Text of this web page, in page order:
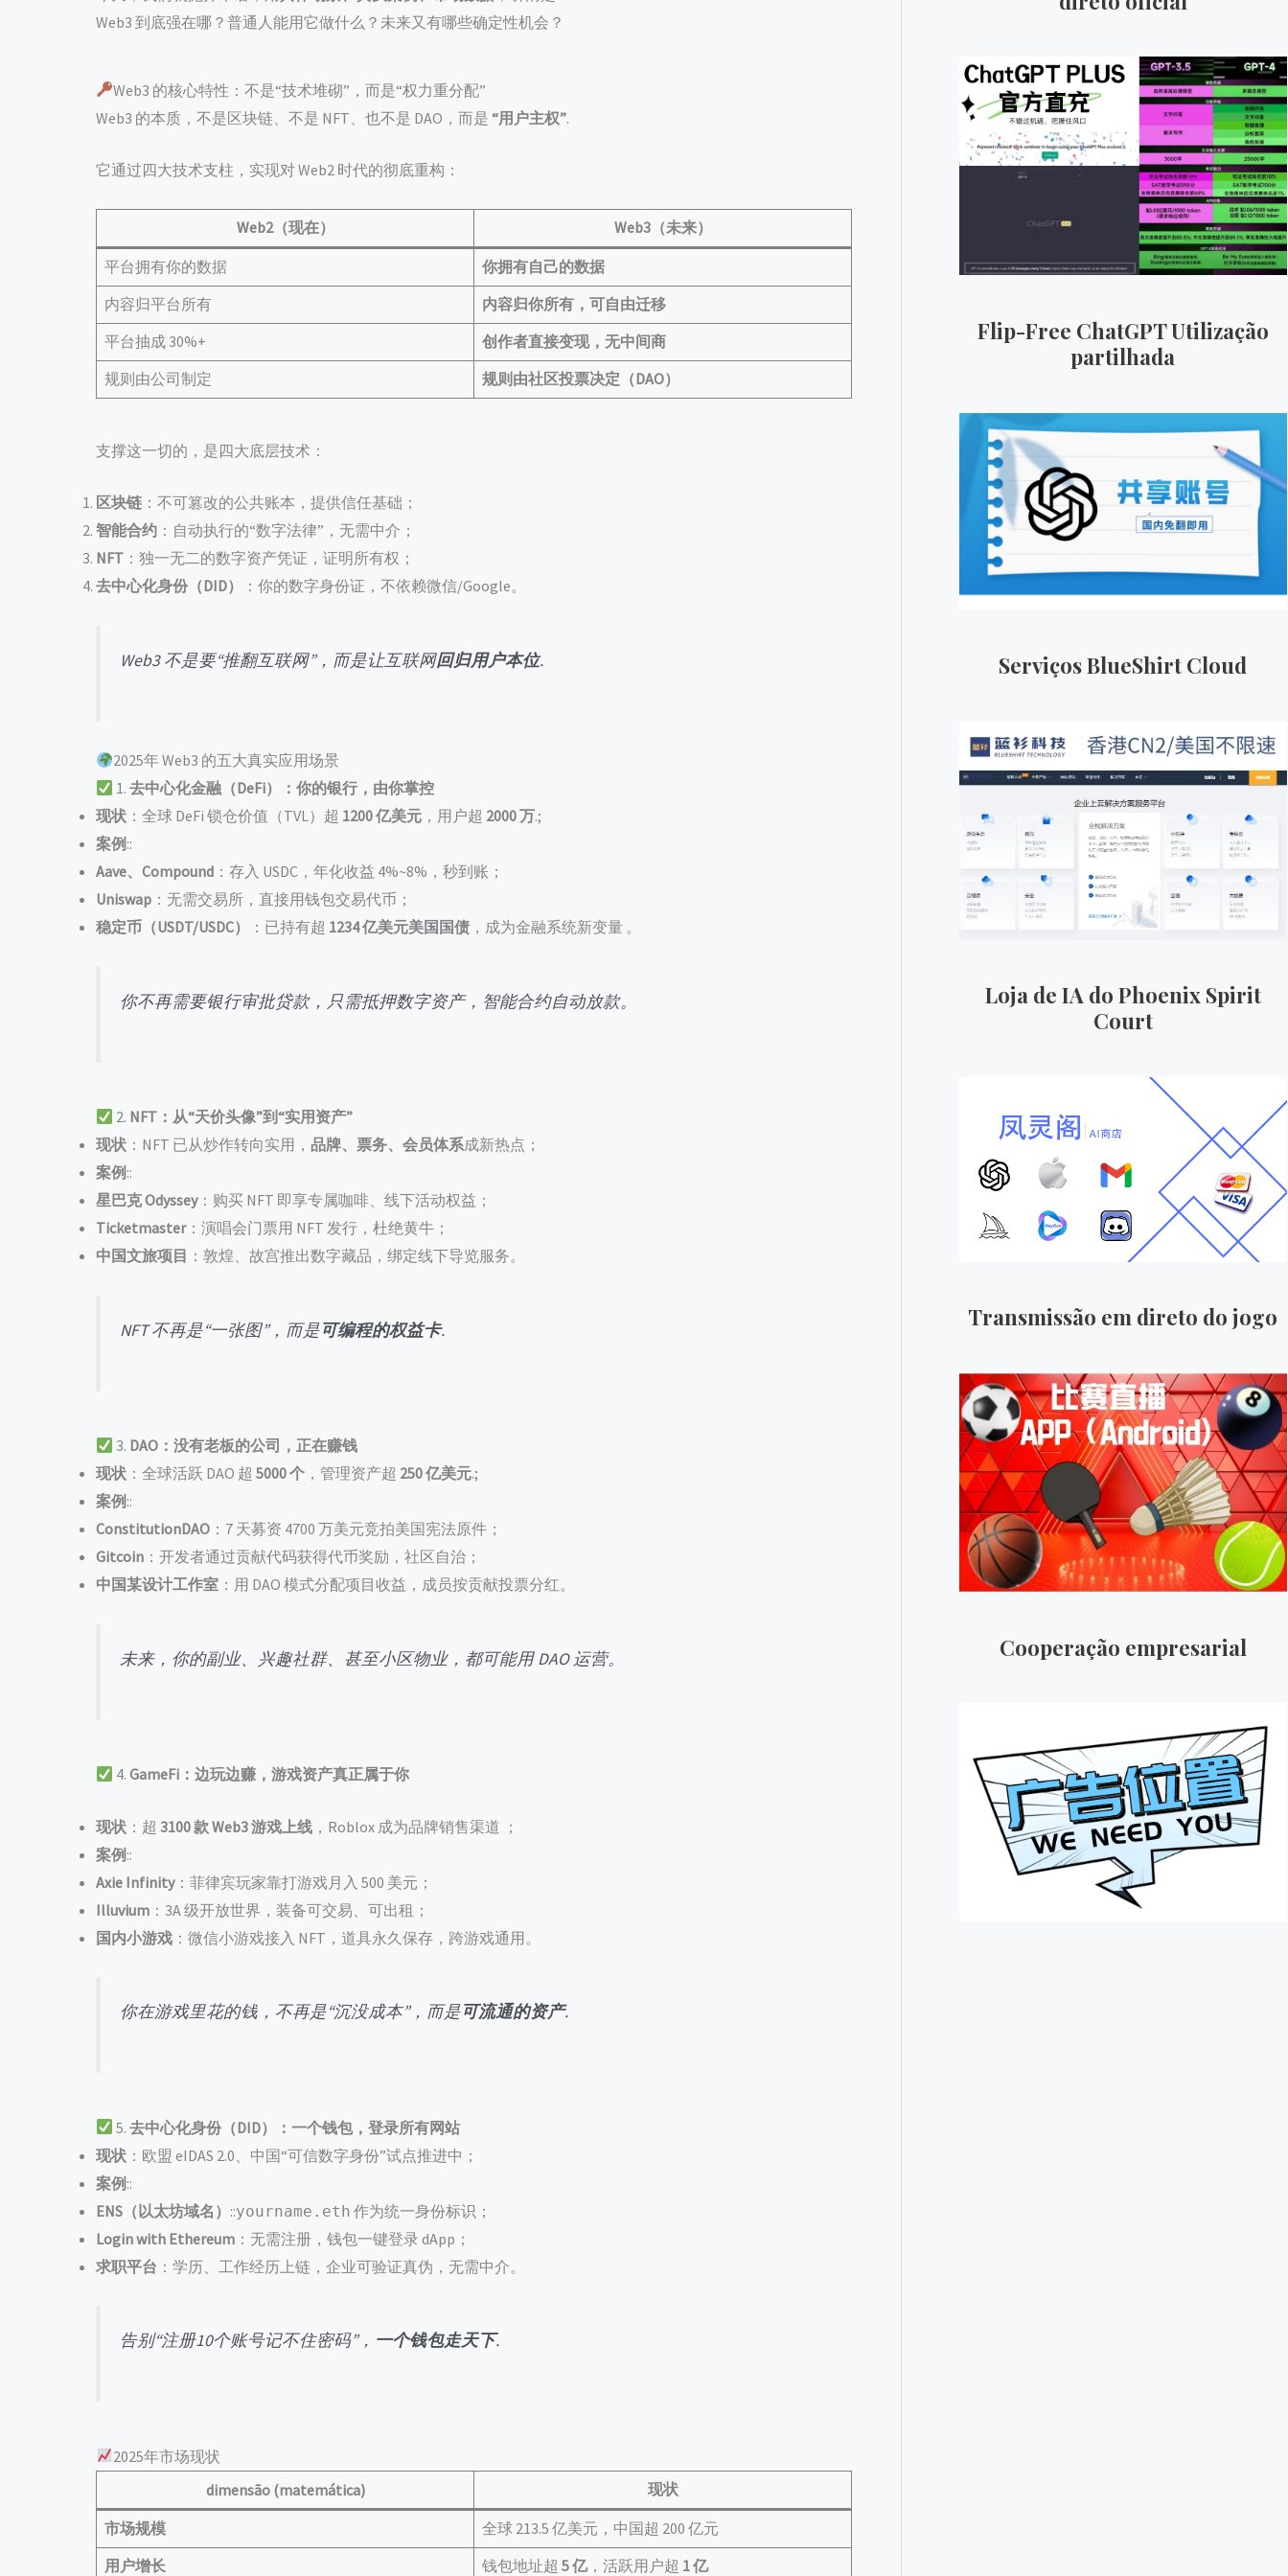
Web3 到底强在哪？普通人能用它做什么？未来又有哪些确定性机会？
Web3 的核心特性：不是“技术堆砌”，而是“权力重分配”
Web3 的本质，不是区块链、不是 NFT、也不是 DAO，而是 “用户主权”.
它通过四大技术支柱，实现对 Web2 时代的彻底重构：
Web2（现在） Web3（未来）
平台拥有你的数据
你拥有自己的数据
内容归平台所有
内容归你所有，可自由迁移
平台抽成 30%+
创作者直接变现，无中间商
规则由公司制定
规则由社区投票决定（DAO）
支撑这一切的，是四大底层技术：
区块链 ：不可篡改的公共账本，提供信任基础；
智能合约 ：自动执行的“数字法律”，无需中介；
NFT ：独一无二的数字资产凭证，证明所有权；
去中心化身份（DID）
：你的数字身份证，不依赖微信/Google。
Web3 不是要“推翻互联网”，而是让互联网回归用户本位.
2025年 Web3 的五大真实应用场景
1.去中心化金融（DeFi）：你的银行，由你掌控
现状 ：全球 DeFi 锁仓价值（TVL）超 1200 亿美元 ，用户超 2000 万.;
案例 ::
Aave、Compound ：存入 USDC，年化收益 4%~8%，秒到账；
Uniswap ：无需交易所，直接用钱包交易代币；
稳定币（USDT/USDC）
：已持有超 1234 亿美元美国国债 ，成为金融系统新变量 。
你不再需要银行审批贷款，只需抵押数字资产，智能合约自动放款。
2. NFT：从“天价头像”到“实用资产”
现状 ：NFT 已从炒作转向实用， 品牌、票务、会员体系成新热点；
案例 ::
星巴克 Odyssey：购买 NFT 即享专属咖啡、线下活动权益；
Ticketmaster：演唱会门票用 NFT 发行，杜绝黄牛；
中国文旅项目 ：敦煌、故宫推出数字藏品，绑定线下导览服务。
NFT 不再是“一张图”，而是可编程的权益卡.
3. DAO：没有老板的公司，正在赚钱
现状 ：全球活跃 DAO 超 5000 个 ，管理资产超 250 亿美元.;
案例 ::
ConstitutionDAO ：7 天募资 4700 万美元竞拍美国宪法原件；
Gitcoin ：开发者通过贡献代码获得代币奖励，社区自治；
中国某设计工作室 ：用 DAO 模式分配项目收益，成员按贡献投票分红。
未来，你的副业、兴趣社群、甚至小区物业，都可能用 DAO 运营。
4.GameFi：边玩边赚，游戏资产真正属于你
现状 ：超 3100 款 Web3 游戏上线 ，Roblox 成为品牌销售渠道 ；
案例::
Axie Infinity：菲律宾玩家靠打游戏月入 500 美元；
Illuvium ：3A 级开放世界，装备可交易、可出租；
国内小游戏 ：微信小游戏接入 NFT，道具永久保存，跨游戏通用。
你在游戏里花的钱，不再是“沉没成本”，而是可流通的资产.
5.去中心化身份（DID）：一个钱包，登录所有网站
现状 ：欧盟 eIDAS 2.0、中国“可信数字身份”试点推进中；
案例::
ENS（以太坊域名） ::yourname.eth 作为统一身份标识；
Login with Ethereum ：无需注册，钱包一键登录 dApp；
求职平台 ：学历、工作经历上链，企业可验证真伪，无需中介。
告别“注册10个账号记不住密码”， 一个钱包走天下.
2025年市场现状
dimensão (matemática)
现状
市场规模
全球 213.5 亿美元，中国超 200 亿元
用户增长
钱包地址超 5 亿，活跃用户超 1 亿
Flip-Free ChatGPT Utilização
partilhada
Serviços BlueShirt Cloud
Loja de IA do Phoenix Spirit
Court
Transmissão em direto do jogo
Cooperação empresarial